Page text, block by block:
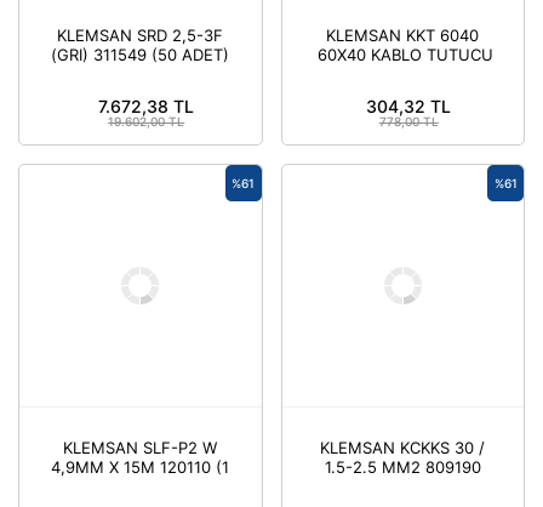
KLEMSAN SRD 2,5-3F
(GRI) 311549 (50 ADET)
7.672,38 TL
19.602,00 TL
KLEMSAN KKT 6040
60X40 KABLO TUTUCU
304,32 TL
778,00 TL
KLEMSAN SLF-P2 W
4,9MM X 15M 120110 (1
%61
KLEMSAN KCKKS 30 /
1.5-2.5 MM2 809190
%61